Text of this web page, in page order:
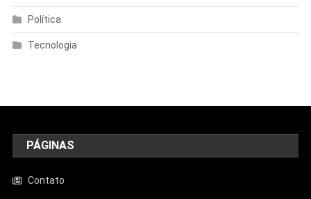
Política
Tecnologia
PÁGINAS
Contato